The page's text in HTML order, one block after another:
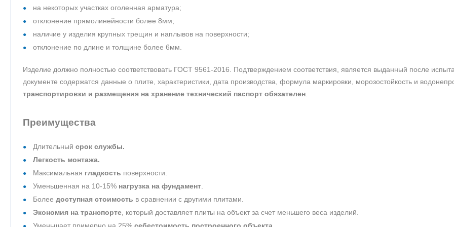
на некоторых участках оголенная арматура;
отклонение прямолинейности более 8мм;
наличие у изделия крупных трещин и наплывов на поверхности;
отклонение по длине и толщине более 6мм.
Изделие должно полностью соответствовать ГОСТ 9561-2016. Подтверждением соответствия, является выданный после
документе содержатся данные о плите, характеристики, дата производства, формула маркировки, морозостойкость и
транспортировки и размещения на хранение технический паспорт обязателен
Преимущества
Длительный срок службы.
Легкость монтажа.
Максимальная гладкость поверхности.
Уменьшенная на 10-15% нагрузка на фундамент
Более доступная стоимость в сравнении с другими плитами.
Экономия на транспорте , который доставляет плиты на объект за счет меньшего веса изделий.
Уменьшает примерно на 25% себестоимость построенного объекта